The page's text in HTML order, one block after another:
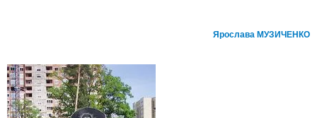
Ярослава МУЗИЧЕНКО